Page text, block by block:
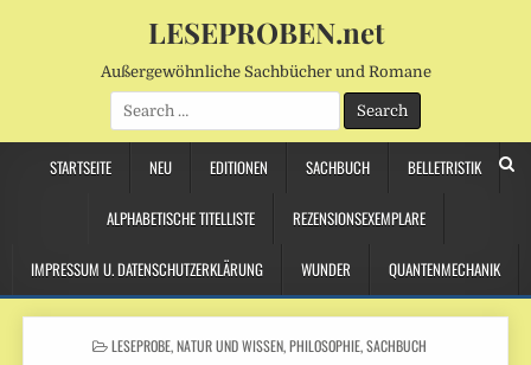
LESEPROBEN.net
Außergewöhnliche Sachbücher und Romane
Search
for:
STARTSEITE NEU EDITIONEN SACHBUCH BELLETRISTIK
ALPHABETISCHE TITELLISTE REZENSIONSEXEMPLARE
IMPRESSUM U. DATENSCHUTZERKLÄRUNG WUNDER QUANTENMECHANIK
POSTED
LESEPROBE,NATUR UND WISSEN,PHILOSOPHIE,SACHBUCH